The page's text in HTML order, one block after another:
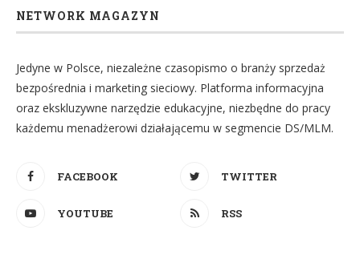
NETWORK MAGAZYN
Jedyne w Polsce, niezależne czasopismo o branży sprzedaż
bezpośrednia i marketing sieciowy. Platforma informacyjna
oraz ekskluzywne narzędzie edukacyjne, niezbędne do pracy
każdemu menadżerowi działającemu w segmencie DS/MLM.
FACEBOOK TWITTER
YOUTUBE RSS